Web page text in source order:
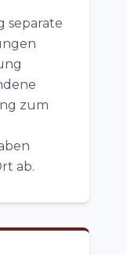
separate
zum
ab.